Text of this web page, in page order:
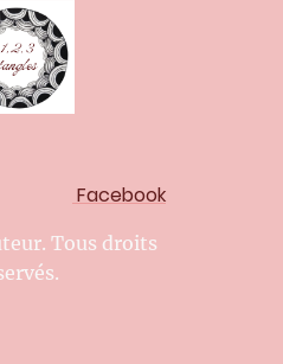
Facebook
Tous droits